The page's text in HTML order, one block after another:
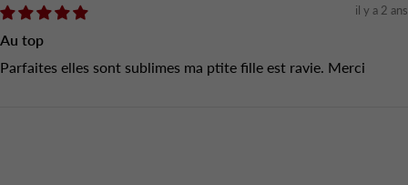
il y a 2 ans
Au top
Parfaites elles sont sublimes ma ptite fille est ravie. Merci